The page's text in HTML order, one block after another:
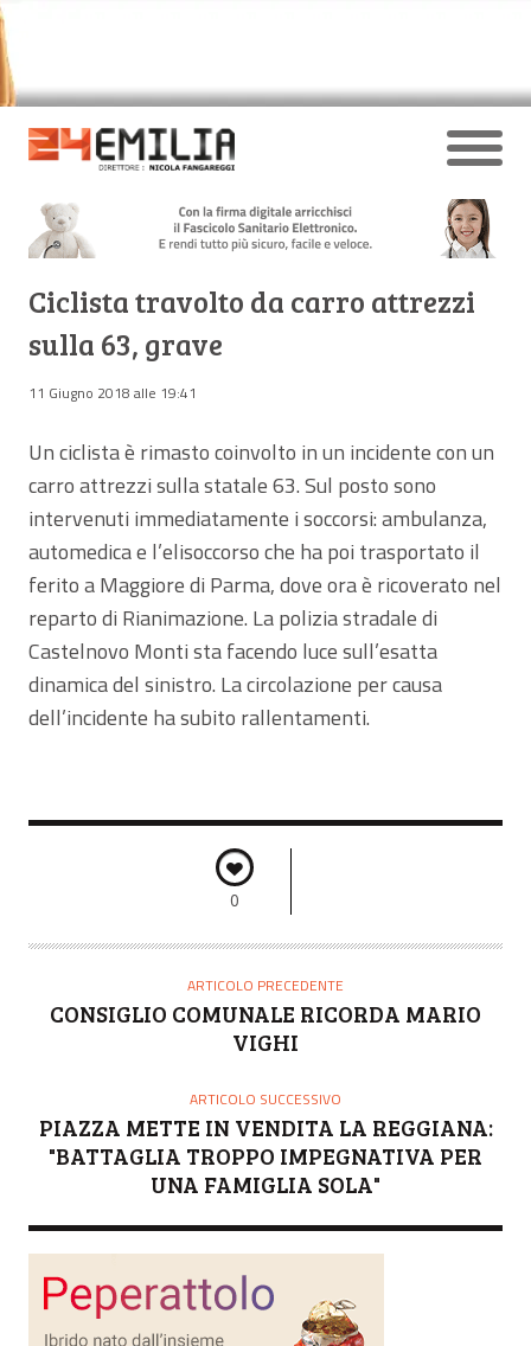
Ciclista travolto da carro attrezzi
sulla 63, grave
11 Giugno 2018 alle 19:41
Un ciclista è rimasto coinvolto in un incidente con un
carro attrezzi sulla statale 63. Sul posto sono
intervenuti immediatamente i soccorsi: ambulanza,
automedica e l’elisoccorso che ha poi trasportato il
ferito a Maggiore di Parma, dove ora è ricoverato nel
reparto di Rianimazione. La polizia stradale di
Castelnovo Monti sta facendo luce sull’esatta
dinamica del sinistro. La circolazione per causa
dell’incidente ha subito rallentamenti.
0
ARTICOLO PRECEDENTE
CONSIGLIO COMUNALE RICORDA MARIO
VIGHI
ARTICOLO SUCCESSIVO
PIAZZA METTE IN VENDITA LA REGGIANA:
"BATTAGLIA TROPPO IMPEGNATIVA PER
UNA FAMIGLIA SOLA"